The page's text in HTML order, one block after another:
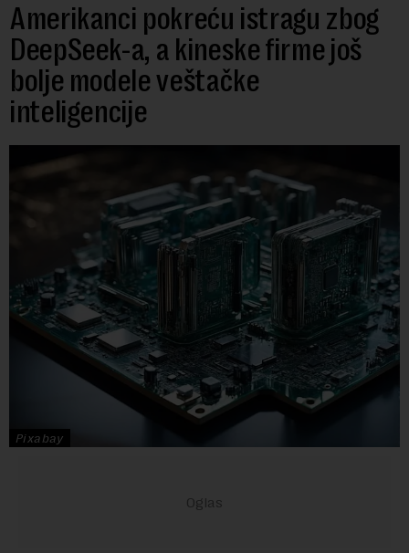
Amerikanci pokreću istragu zbog
DeepSeek-a, a kineske firme još
bolje modele veštačke
inteligencije
Pixabay